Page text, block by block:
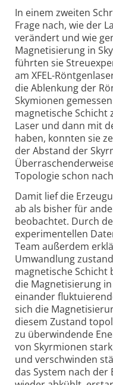
In einem zweiten
Frage nach, wie der
verändert und wie
Magne­tisierung in
führten sie
am XFEL-
die Ablenkung der
Skymionen
magnetische
Laser und dann mit
haben, konnten sie
der Abstand der
Topologie schon
Damit lief die
ab als bisher für
beobachtet. Durch
experimentellen
Team außerdem
Umwandlung
magnetische Schicht
die Magne­tisierung
einander
sich die
diesem Zustand
zu überwindende
von Skyrmionen
und verschwinden
das System nach